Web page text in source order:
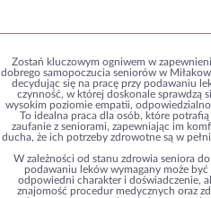
Zostań kluczowym ogniwem w
dobrego samopoczucia seniorów w
decydując się na pracę przy podawaniu
czynność, w której doskonale sprawdzą
wysokim poziomie empatii,
To idealna praca dla osób, które
zaufanie z seniorami, zapewniając im
ducha, że ich potrzeby zdrowotne są w
W zależności od stanu zdrowia seniora
podawaniu leków wymagany może
odpowiedni charakter i doświadczenie,
znajomość procedur medycznych oraz